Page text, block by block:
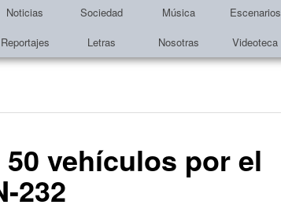
Noticias Sociedad Música Escenarios
Reportajes Letras Nosotras Videoteca
vehículos por el
232